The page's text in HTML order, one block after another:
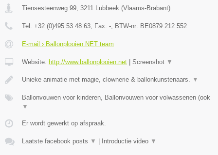
Tiensesteenweg 99, 3211 Lubbeek (Vlaams-Brabant)
Tel: +32 (0)495 53 48 63, Fax: -, BTW-nr: BE0879 212 552
E-mail › Ballonplooien.NET team
Website: http://www.ballonplooien.net Screenshot ▼
Unieke animatie met magie, clownerie & ballonkunstenaars. ▼
Ballonvouwen voor kinderen, Ballonvouwen voor volwassenen (ook
▼
Er wordt gewerkt op afspraak.
Laatste facebook posts ▼ Introductie video ▼